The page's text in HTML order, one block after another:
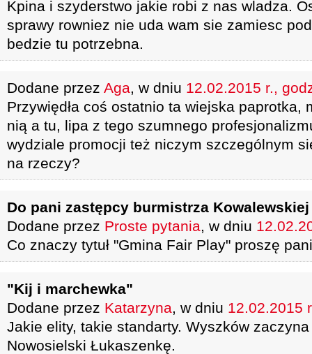
Kpina i szyderstwo jakie robi z nas wladza.
sprawy rowniez nie uda wam sie zamiesc
bedzie tu potrzebna.
Dodane przez Aga, w dniu 12.02.2015 r.,
Przywiędła coś ostatnio ta wiejska paprotka,
nią a tu, lipa z tego szumnego
wydziale promocji też niczym szczególnym
na rzeczy?
Do pani zastępcy burmistrza Kowalewskiej
Dodane przez Proste pytania, w dniu
Co znaczy tytuł "Gmina Fair Play" proszę
"Kij i marchewka"
Dodane przez Katarzyna, w dniu 12.02.2015
Jakie elity, takie standarty. Wyszków
Nowosielski Łukaszenkę.